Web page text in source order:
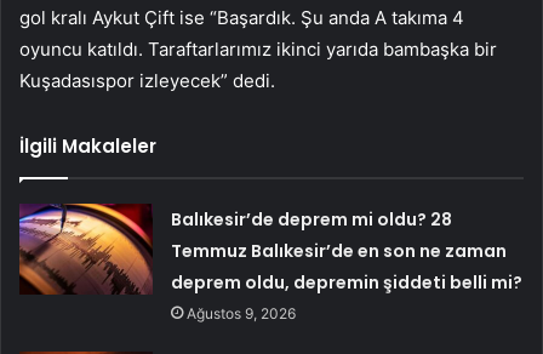
gol kralı Aykut Çift ise “Başardık. Şu anda A takıma 4
oyuncu katıldı. Taraftarlarımız ikinci yarıda bambaşka bir
Kuşadasıspor izleyecek” dedi.
İlgili Makaleler
Balıkesir’de deprem mi oldu? 28
Temmuz Balıkesir’de en son ne zaman
deprem oldu, depremin şiddeti belli mi?
Ağustos 9, 2026